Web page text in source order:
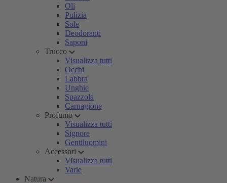
Oli
Pulizia
Sole
Deodoranti
Saponi
Trucco
Visualizza tutti
Occhi
Labbra
Unghie
Spazzola
Carnagione
Profumo
Visualizza tutti
Signore
Gentiluomini
Accessori
Visualizza tutti
Varie
Natura